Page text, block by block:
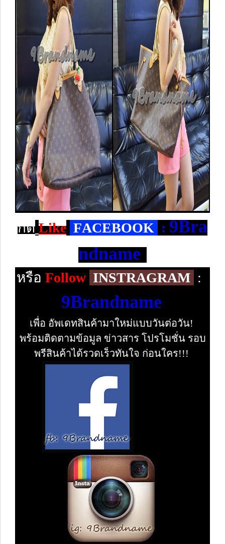
กด Like FACEBOOK : 9Bra
ndname
หรือ Follow INSTRAGRAM :
9Brandname
เพื่อ อัพเดทสินค้ามาใหม่แบบวันต่อวัน!
พร้อมติดตามข้อมูล ข่าวสาร โปรโมชั่น รอบ
พรีสินค้าได้รวดเร็วทันใจ ก่อนใคร!!!